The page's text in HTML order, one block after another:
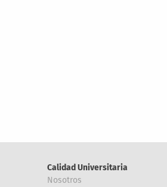
Calidad Universitaria
Nosotros